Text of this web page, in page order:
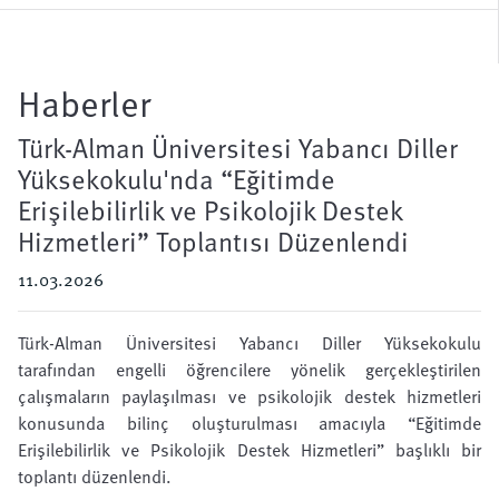
Haberler
Türk-Alman Üniversitesi Yabancı Diller
Yüksekokulu'nda “Eğitimde
Erişilebilirlik ve Psikolojik Destek
Hizmetleri” Toplantısı Düzenlendi
11.03.2026
Türk-Alman Üniversitesi Yabancı Diller Yüksekokulu
tarafından engelli öğrencilere yönelik gerçekleştirilen
çalışmaların paylaşılması ve psikolojik destek hizmetleri
konusunda bilinç oluşturulması amacıyla “Eğitimde
Erişilebilirlik ve Psikolojik Destek Hizmetleri” başlıklı bir
toplantı düzenlendi.